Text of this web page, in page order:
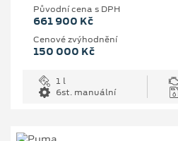
Původní cena s DPH
661 900 Kč
Cenové zvýhodnění
150 000 Kč
1 l
6st. manuální